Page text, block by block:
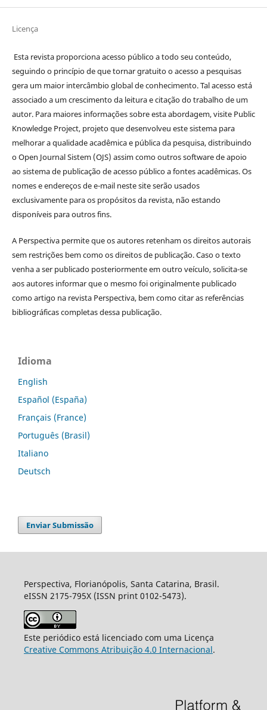
Licença
Esta revista proporciona acesso público a todo seu conteúdo,
seguindo o princípio de que tornar gratuito o acesso a pesquisas
gera um maior intercâmbio global de conhecimento. Tal acesso está
associado a um crescimento da leitura e citação do trabalho de um
autor. Para maiores informações sobre esta abordagem, visite Public
Knowledge Project, projeto que desenvolveu este sistema para
melhorar a qualidade acadêmica e pública da pesquisa, distribuindo
o Open Journal Sistem (OJS) assim como outros software de apoio
ao sistema de publicação de acesso público a fontes acadêmicas. Os
nomes e endereços de e-mail neste site serão usados
exclusivamente para os propósitos da revista, não estando
disponíveis para outros fins.
A Perspectiva permite que os autores retenham os direitos autorais
sem restrições bem como os direitos de publicação. Caso o texto
venha a ser publicado posteriormente em outro veículo, solicita-se
aos autores informar que o mesmo foi originalmente publicado
como artigo na revista Perspectiva, bem como citar as referências
bibliográficas completas dessa publicação.
Idioma
English
Español (España)
Français (France)
Português (Brasil)
Italiano
Deutsch
Enviar Submissão
Perspectiva, Florianópolis, Santa Catarina, Brasil.
eISSN 2175-795X (ISSN print 0102-5473).
Este periódico está licenciado com uma Licença
Creative Commons Atribuição 4.0 Internacional.